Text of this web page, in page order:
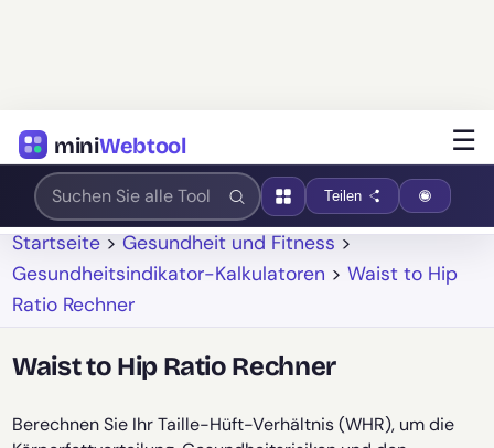
miniWebtool ☰
Teilen
Startseite >Gesundheit und Fitness >
Gesundheitsindikator-Kalkulatoren >Waist to Hip
Ratio Rechner
Waist to Hip Ratio Rechner
Berechnen Sie Ihr Taille-Hüft-Verhältnis (WHR), um die